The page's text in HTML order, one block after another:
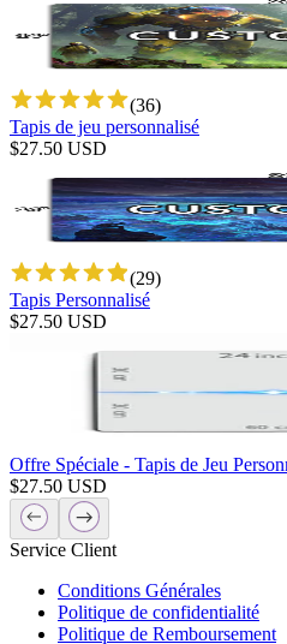
(36)
Tapis de jeu personnalisé
$27.50 USD
(29)
Tapis Personnalisé
$27.50 USD
Offre Spéciale - Tapis de Jeu
$27.50 USD
Service Client
Conditions Générales
Politique de confidentialité
Politique de Remboursement